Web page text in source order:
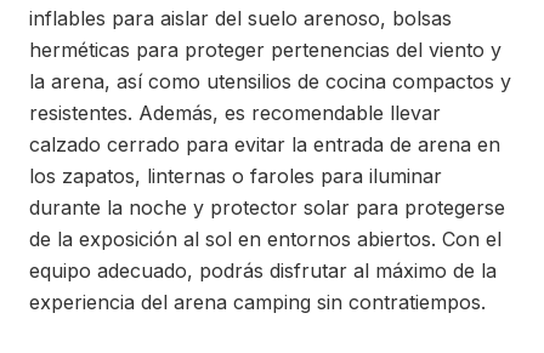
inflables para aislar del suelo arenoso, bolsas
herméticas para proteger pertenencias del viento y
la arena, así como utensilios de cocina compactos y
resistentes. Además, es recomendable llevar
calzado cerrado para evitar la entrada de arena en
los zapatos, linternas o faroles para iluminar
durante la noche y protector solar para protegerse
de la exposición al sol en entornos abiertos. Con el
equipo adecuado, podrás disfrutar al máximo de la
experiencia del arena camping sin contratiempos.